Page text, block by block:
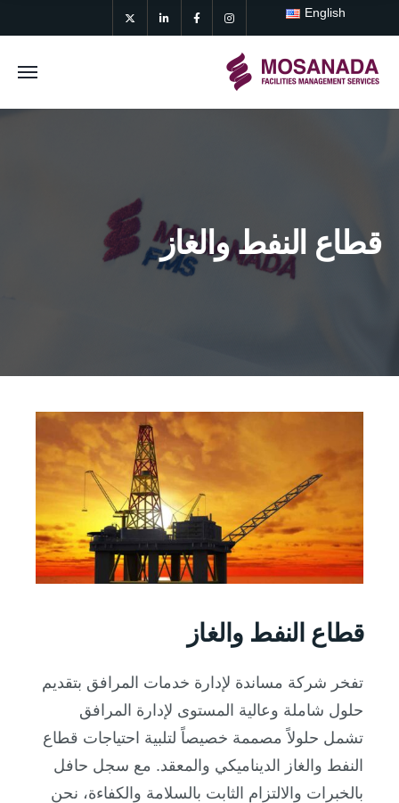
English
قطاع النفط والغاز
قطاع النفط والغاز
تفخر شركة مساندة لإدارة خدمات المرافق بتقديم
حلول شاملة وعالية المستوى لإدارة المرافق
تشمل حلولاً مصممة خصيصاً لتلبية احتياجات قطاع
النفط والغاز الديناميكي والمعقد. مع سجل حافل
بالخبرات والالتزام الثابت بالسلامة والكفاءة، نحن